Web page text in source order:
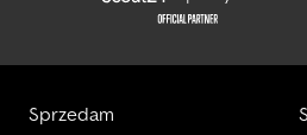
Sprzedam